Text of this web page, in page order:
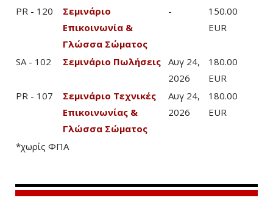
PR - 120
Σεμινάριο
Επικοινωνία &
Γλώσσα Σώματος
-
150.00
EUR
SA - 102 Σεμινάριο Πωλήσεις Αυγ 24,
2026
180.00
EUR
PR - 107
Σεμινάριο Τεχνικές
Επικοινωνίας &
Γλώσσα Σώματος
Αυγ 24,
2026
180.00
EUR
*χωρίς ΦΠΑ